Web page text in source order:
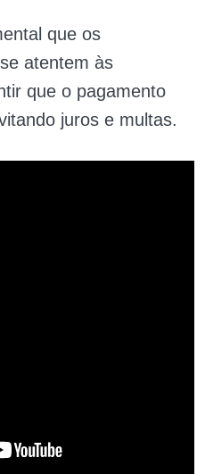
que os
atentem às
que o pagamento
juros e multas.